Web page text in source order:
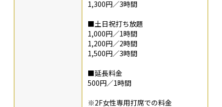
1,300円／3時間
■土日祝打ち放題
1,000円／1時間
1,200円／2時間
1,500円／3時間
■延長料金
500円／1時間
※2F女性専用打席での料金